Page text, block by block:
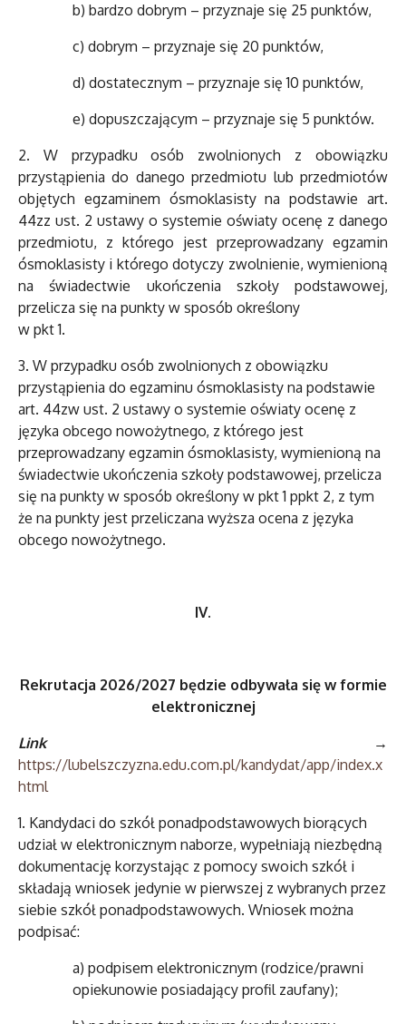
b) bardzo dobrym – przyznaje się 25 punktów,
c) dobrym – przyznaje się 20 punktów,
d) dostatecznym – przyznaje się 10 punktów,
e) dopuszczającym – przyznaje się 5 punktów.
2. W przypadku osób zwolnionych z obowiązku
przystąpienia do danego przedmiotu lub przedmiotów
objętych egzaminem ósmoklasisty na podstawie art.
44zz ust. 2 ustawy o systemie oświaty ocenę z danego
przedmiotu, z którego jest przeprowadzany egzamin
ósmoklasisty i którego dotyczy zwolnienie, wymienioną
na świadectwie ukończenia szkoły podstawowej,
przelicza się na punkty w sposób określony
w pkt 1.
3. W przypadku osób zwolnionych z obowiązku
przystąpienia do egzaminu ósmoklasisty na podstawie
art. 44zw ust. 2 ustawy o systemie oświaty ocenę z
języka obcego nowożytnego, z którego jest
przeprowadzany egzamin ósmoklasisty, wymienioną na
świadectwie ukończenia szkoły podstawowej, przelicza
się na punkty w sposób określony w pkt 1 ppkt 2, z tym
że na punkty jest przeliczana wyższa ocena z języka
obcego nowożytnego.
IV.
Rekrutacja 2026/2027 będzie odbywała się w formie
elektronicznej
Link
→
https://lubelszczyzna.edu.com.pl/kandydat/app/index.x
html
1. Kandydaci do szkół ponadpodstawowych biorących
udział w elektronicznym naborze, wypełniają niezbędną
dokumentację korzystając z pomocy swoich szkół i
składają wniosek jedynie w pierwszej z wybranych przez
siebie szkół ponadpodstawowych. Wniosek można
podpisać:
a) podpisem elektronicznym (rodzice/prawni
opiekunowie posiadający profil zaufany);